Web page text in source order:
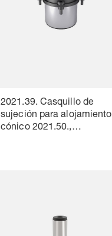
2021.39. Casquillo de
sujeción para alojamiento
cónico 2021.50.,